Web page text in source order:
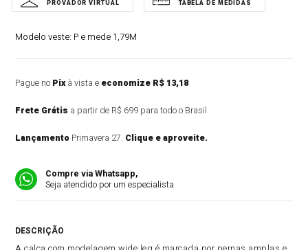
Modelo veste: P e mede 1,79M
Pague no Pixà vista e economize R$ 13,18
Frete Grátis a partir de R$ 699 para todo o Brasil
Lançamento Primavera 27. Clique e aproveite.
Compre via Whatsapp,
Seja atendido por um especialista